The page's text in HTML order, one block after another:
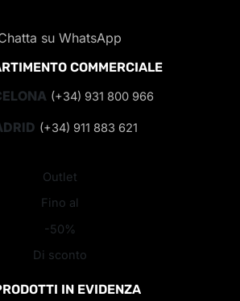
su WhatsApp
COMMERCIALE
(+34) 931 800 966
(+34) 911 883 621
Outlet
Fino al
-50%
Di sconto
IN EVIDENZA